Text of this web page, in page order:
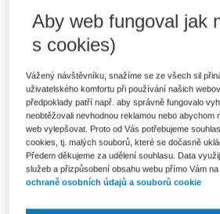
Komplet - Správní právo - e-knihy
Co je Smarteca?
Upozorňujeme, že v období od 1.8. do
důvodů nemůžeme vystavovat daňové
zaslány dodatečně e-mailem.
ks
Aby web fungoval jak
s cookies)
Vážený návštěvníku, snažíme se ze všech sil
uživatelského komfortu při používání našich
předpoklady patří např. aby správně fungovalo
neobtěžovali nevhodnou reklamou nebo abychom
web vylepšovat. Proto od Vás potřebujeme
cookies, tj. malých souborů, které se dočasně
Předem děkujeme za udělení souhlasu. Data
služeb a přizpůsobení obsahu webu přímo Vám na
ochraně osobních údajů a souborů cookie